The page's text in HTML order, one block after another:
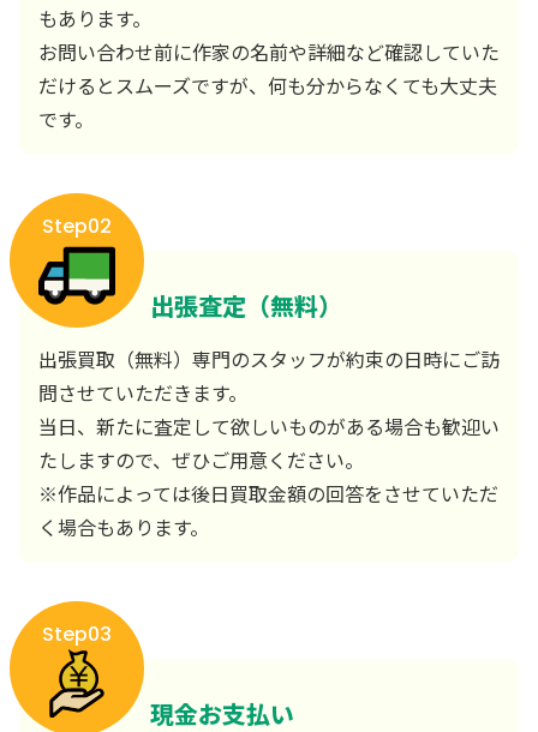
もあります。
お問い合わせ前に作家の名前や詳細など確認していた
だけるとスムーズですが、何も分からなくても大丈夫
です。
Step02
出張査定（無料）
出張買取（無料）専門のスタッフが約束の日時にご訪
問させていただきます。
当日、新たに査定して欲しいものがある場合も歓迎い
たしますので、ぜひご用意ください。
※作品によっては後日買取金額の回答をさせていただ
く場合もあります。
Step03
現金お支払い